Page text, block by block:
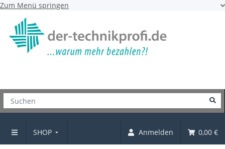
Zum Menü springen
SHOP Anmelden 0,00 €
Stuhlwinkel